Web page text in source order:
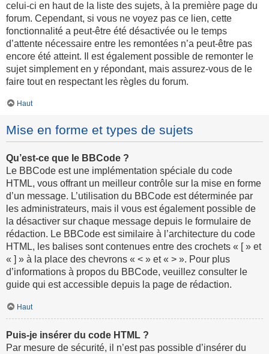
celui-ci en haut de la liste des sujets, à la première page du
forum. Cependant, si vous ne voyez pas ce lien, cette
fonctionnalité a peut-être été désactivée ou le temps
d’attente nécessaire entre les remontées n’a peut-être pas
encore été atteint. Il est également possible de remonter le
sujet simplement en y répondant, mais assurez-vous de le
faire tout en respectant les règles du forum.
Haut
Mise en forme et types de sujets
Qu’est-ce que le BBCode ?
Le BBCode est une implémentation spéciale du code
HTML, vous offrant un meilleur contrôle sur la mise en forme
d’un message. L’utilisation du BBCode est déterminée par
les administrateurs, mais il vous est également possible de
la désactiver sur chaque message depuis le formulaire de
rédaction. Le BBCode est similaire à l’architecture du code
HTML, les balises sont contenues entre des crochets « [ » et
« ] » à la place des chevrons « < » et « > ». Pour plus
d’informations à propos du BBCode, veuillez consulter le
guide qui est accessible depuis la page de rédaction.
Haut
Puis-je insérer du code HTML ?
Par mesure de sécurité, il n’est pas possible d’insérer du